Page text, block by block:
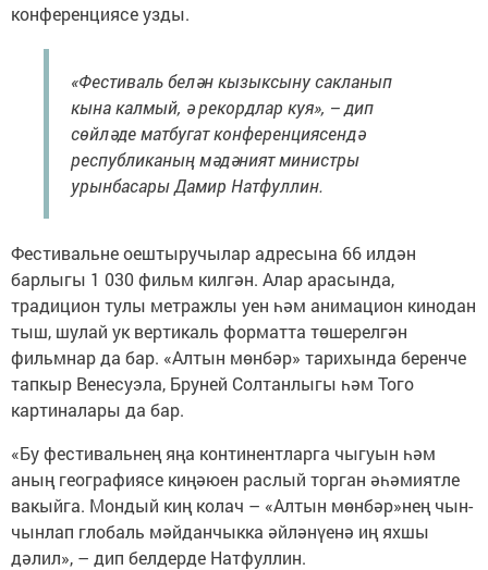
конференциясе узды.
«Фестиваль белән кызыксыну сакланып
кына калмый, ә рекордлар куя», – дип
сөйләде матбугат конференциясендә
республиканың мәдәният министры
урынбасары Дамир Натфуллин.
Фестивальне оештыручылар адресына 66 илдән
барлыгы 1 030 фильм килгән. Алар арасында,
традицион тулы метражлы уен һәм анимацион кинодан
тыш, шулай ук вертикаль форматта төшерелгән
фильмнар да бар. «Алтын мөнбәр» тарихында беренче
тапкыр Венесуэла, Бруней Солтанлыгы һәм Того
картиналары да бар.
«Бу фестивальнең яңа континентларга чыгуын һәм
аның географиясе киңәюен раслый торган әһәмиятле
вакыйга. Мондый киң колач – «Алтын мөнбәр»нең чын-
чынлап глобаль мәйданчыкка әйләнүенә иң яхшы
дәлил», – дип белдерде Натфуллин.